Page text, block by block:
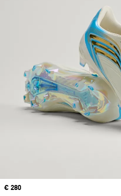
Precio
€ 280